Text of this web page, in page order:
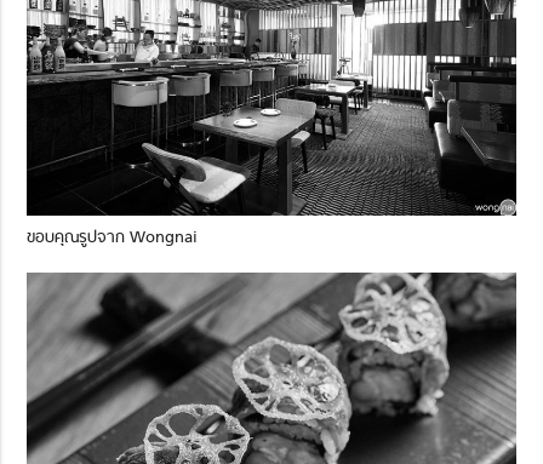
ขอบคุณรูปจาก Wongnai